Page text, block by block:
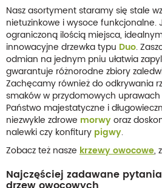
Nasz asortyment staramy się stale
nietuzinkowe i wysoce funkcjonalne.
ograniczoną ilością miejsca,
innowacyjne drzewka typu Duo.
odmian na jednym pniu ułatwia
gwarantuje różnorodne zbiory
Zachęcamy również do odkrywania
smaków w przydomowych
Państwo majestatyczne i
niezwykle zdrowe morwyoraz
nalewki czy konfitury pigwy.
Zobacz też nasze krzewy owocowe,
Najczęściej zadawane